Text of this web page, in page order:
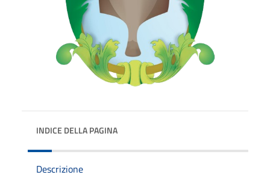
INDICE DELLA PAGINA
Descrizione